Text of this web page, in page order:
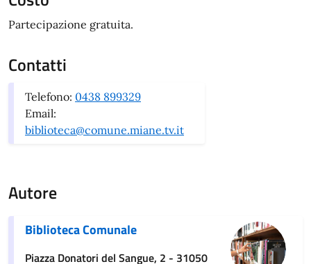
Partecipazione gratuita.
Contatti
Telefono: 0438 899329
Email:
biblioteca@comune.miane.tv.it
Autore
Biblioteca Comunale
Piazza Donatori del Sangue, 2 - 31050